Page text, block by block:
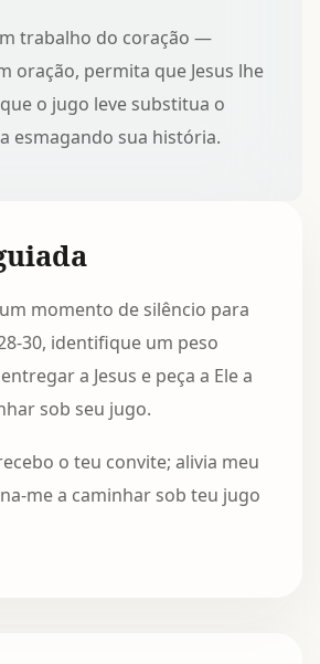
trabalho do coração —
oração, permita que Jesus lhe
o jugo leve substitua o
esmagando sua história.
momento de silêncio para
30, identifique um peso
a Jesus e peça a Ele a
sob seu jugo.
o teu convite; alivia meu
me a caminhar sob teu jugo